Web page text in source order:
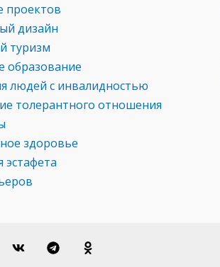
проектов
дизайн
туризм
образование
людей с инвалидностью
толерантного отношения
здоровье